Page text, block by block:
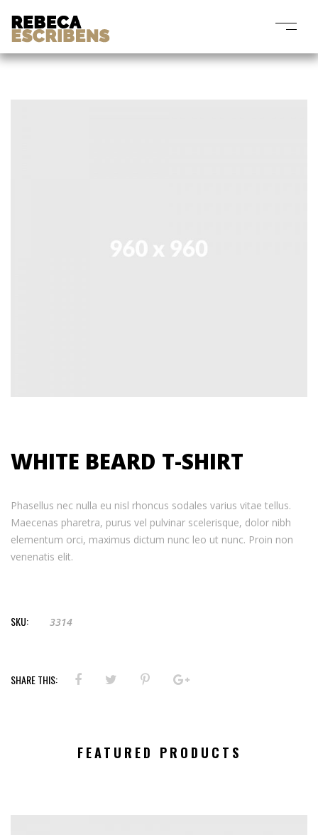
WHITE BEARD T-SHIRT
Phasellus nec nulla eu nisl rhoncus sodales varius vitae tellus.
Maecenas pharetra, purus vel pulvinar scelerisque, dolor nibh
elementum orci, maximus dictum nunc leo ut nunc. Proin non
venenatis elit.
SKU: 3314
SHARE THIS:
FEATURED PRODUCTS